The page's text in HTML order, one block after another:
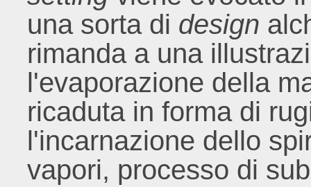
una sorta di design
rimanda a una
l'evaporazione della
ricaduta in forma di
l'incarnazione dello
vapori, processo di